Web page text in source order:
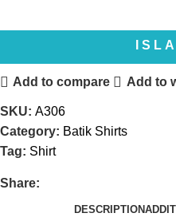
Add to compare Add to
SKU: A306
Category: Batik Shirts
Tag: Shirt
Share:
DESCRIPTION